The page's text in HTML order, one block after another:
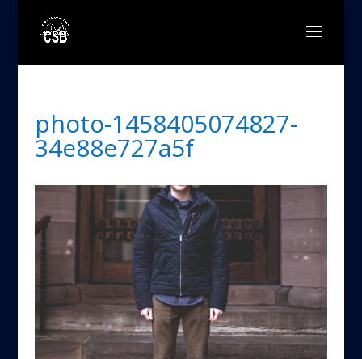
photo-1458405074827-
34e88e727a5f